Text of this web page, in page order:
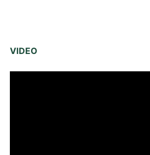
VIDEO